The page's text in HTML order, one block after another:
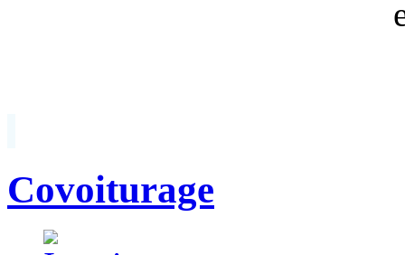
Covoiturage